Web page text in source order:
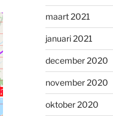
maart 2021
januari 2021
december 2020
november 2020
oktober 2020